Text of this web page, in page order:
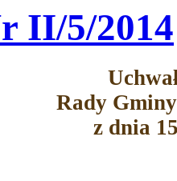
II/5/2014
Rady
z dnia